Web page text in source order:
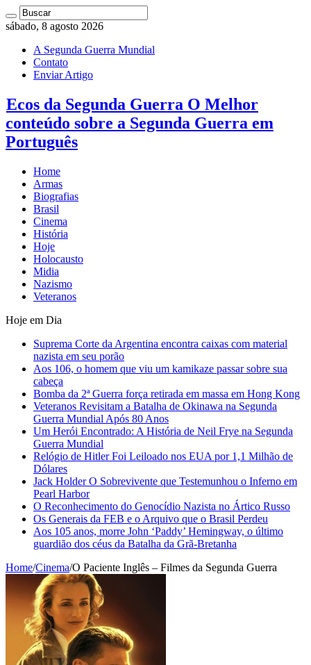
sábado, 8 agosto 2026
A Segunda Guerra Mundial
Contato
Enviar Artigo
Ecos da Segunda Guerra O Melhor
conteúdo sobre a Segunda Guerra em
Português
Home
Armas
Biografias
Brasil
Cinema
História
Hoje
Holocausto
Midia
Nazismo
Veteranos
Hoje em Dia
Suprema Corte da Argentina encontra caixas com material
nazista em seu porão
Aos 106, o homem que viu um kamikaze passar sobre sua
cabeça
Bomba da 2ª Guerra força retirada em massa em Hong Kong
Veteranos Revisitam a Batalha de Okinawa na Segunda
Guerra Mundial Após 80 Anos
Um Herói Encontrado: A História de Neil Frye na Segunda
Guerra Mundial
Relógio de Hitler Foi Leiloado nos EUA por 1,1 Milhão de
Dólares
Jack Holder O Sobrevivente que Testemunhou o Inferno em
Pearl Harbor
O Reconhecimento do Genocídio Nazista no Ártico Russo
Os Generais da FEB e o Arquivo que o Brasil Perdeu
Aos 105 anos, morre John ‘Paddy’ Hemingway, o último
guardião dos céus da Batalha da Grã-Bretanha
Home/Cinema/O Paciente Inglês – Filmes da Segunda Guerra